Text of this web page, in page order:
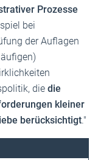
Prozesse
bei
der Auflagen
die die
kleiner
berücksichtigt."